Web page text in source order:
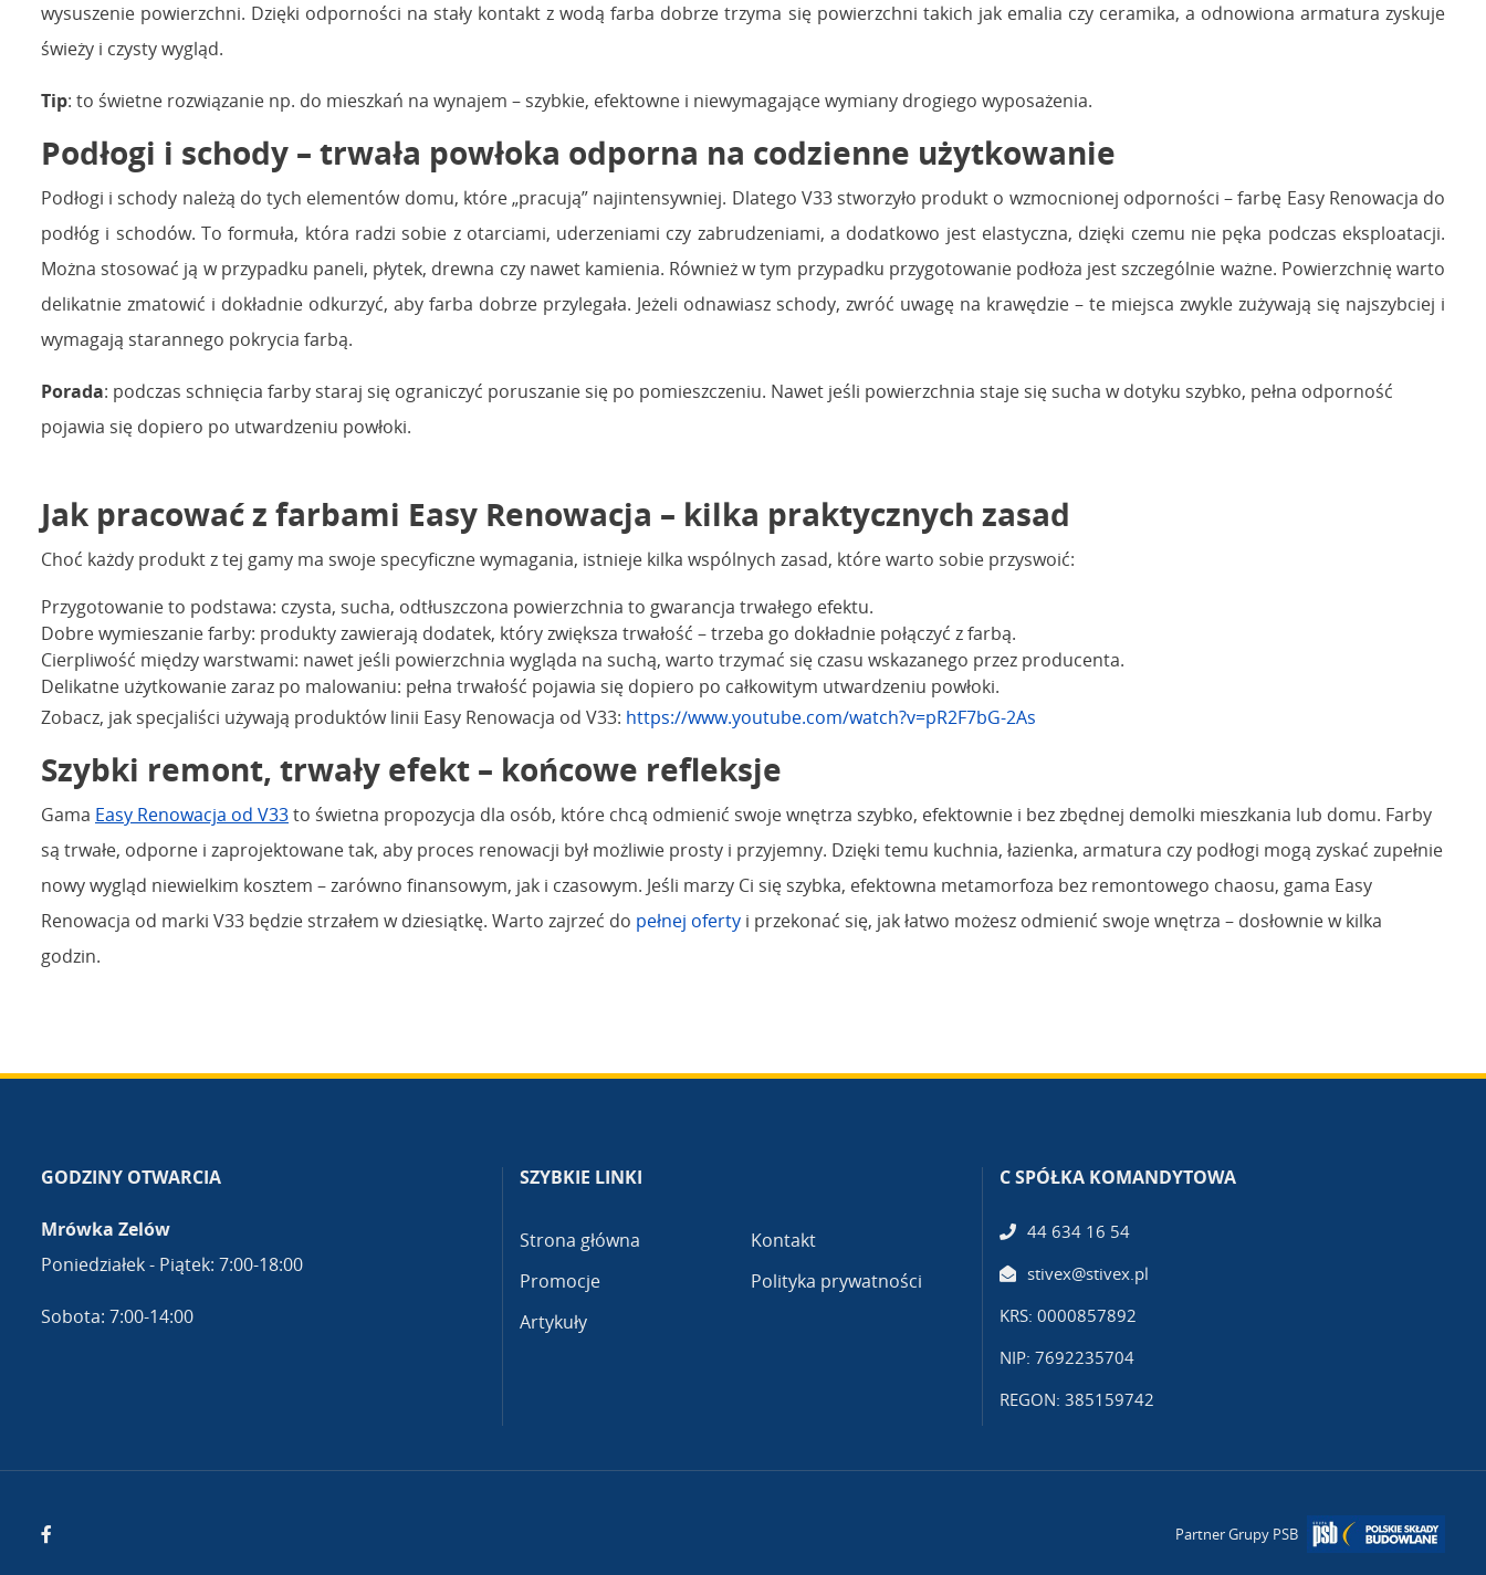
wysuszenie powierzchni. Dzięki odporności na stały kontakt z wodą farba dobrze trzyma się powierzchni takich jak emalia czy ceramika, a odnowiona armatura zyskuje
świeży i czysty wygląd.
Tip: to świetne rozwiązanie np. do mieszkań na wynajem – szybkie, efektowne i niewymagające wymiany drogiego wyposażenia.
Podłogi i schody – trwała powłoka odporna na codzienne użytkowanie
Podłogi i schody należą do tych elementów domu, które „pracują” najintensywniej. Dlatego V33 stworzyło produkt o wzmocnionej odporności – farbę Easy Renowacja do
podłóg i schodów. To formuła, która radzi sobie z otarciami, uderzeniami czy zabrudzeniami, a dodatkowo jest elastyczna, dzięki czemu nie pęka podczas eksploatacji.
Można stosować ją w przypadku paneli, płytek, drewna czy nawet kamienia. Również w tym przypadku przygotowanie podłoża jest szczególnie ważne. Powierzchnię warto
delikatnie zmatowić i dokładnie odkurzyć, aby farba dobrze przylegała. Jeżeli odnawiasz schody, zwróć uwagę na krawędzie – te miejsca zwykle zużywają się najszybciej i
wymagają starannego pokrycia farbą.
Porada: podczas schnięcia farby staraj się ograniczyć poruszanie się po pomieszczeniu. Nawet jeśli powierzchnia staje się sucha w dotyku szybko, pełna odporność
pojawia się dopiero po utwardzeniu powłoki.
Jak pracować z farbami Easy Renowacja – kilka praktycznych zasad
Choć każdy produkt z tej gamy ma swoje specyficzne wymagania, istnieje kilka wspólnych zasad, które warto sobie przyswoić:
Przygotowanie to podstawa: czysta, sucha, odtłuszczona powierzchnia to gwarancja trwałego efektu.
Dobre wymieszanie farby: produkty zawierają dodatek, który zwiększa trwałość – trzeba go dokładnie połączyć z farbą.
Cierpliwość między warstwami: nawet jeśli powierzchnia wygląda na suchą, warto trzymać się czasu wskazanego przez producenta.
Delikatne użytkowanie zaraz po malowaniu: pełna trwałość pojawia się dopiero po całkowitym utwardzeniu powłoki.
Zobacz, jak specjaliści używają produktów linii Easy Renowacja od V33: https://www.youtube.com/watch?v=pR2F7bG-2As
Szybki remont, trwały efekt – końcowe refleksje
Gama Easy Renowacja od V33to świetna propozycja dla osób, które chcą odmienić swoje wnętrza szybko, efektownie i bez zbędnej demolki mieszkania lub domu. Farby
są trwałe, odporne i zaprojektowane tak, aby proces renowacji był możliwie prosty i przyjemny. Dzięki temu kuchnia, łazienka, armatura czy podłogi mogą zyskać zupełnie
nowy wygląd niewielkim kosztem – zarówno finansowym, jak i czasowym. Jeśli marzy Ci się szybka, efektowna metamorfoza bez remontowego chaosu, gama Easy
Renowacja od marki V33 będzie strzałem w dziesiątkę. Warto zajrzeć do pełnej oferty i przekonać się, jak łatwo możesz odmienić swoje wnętrza – dosłownie w kilka
godzin.
GODZINY OTWARCIA
Mrówka Zelów
Poniedziałek - Piątek: 7:00-18:00
Sobota: 7:00-14:00
SZYBKIE LINKI
Strona główna
Promocje
Artykuły
Kontakt
Polityka prywatności
C SPÓŁKA KOMANDYTOWA
44 634 16 54
stivex@stivex.pl
KRS: 0000857892
NIP: 7692235704
REGON: 385159742
Partner Grupy PSB